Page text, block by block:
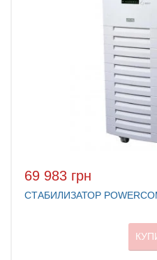
69 983 грн
СТАБИЛИЗАТОР